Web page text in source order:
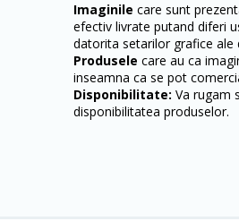
Imaginile care sunt
efectiv livrate putand diferi
datorita setarilor grafice ale
Produsele care au ca
inseamna ca se pot
Disponibilitate: Va rugam
disponibilitatea produselor.